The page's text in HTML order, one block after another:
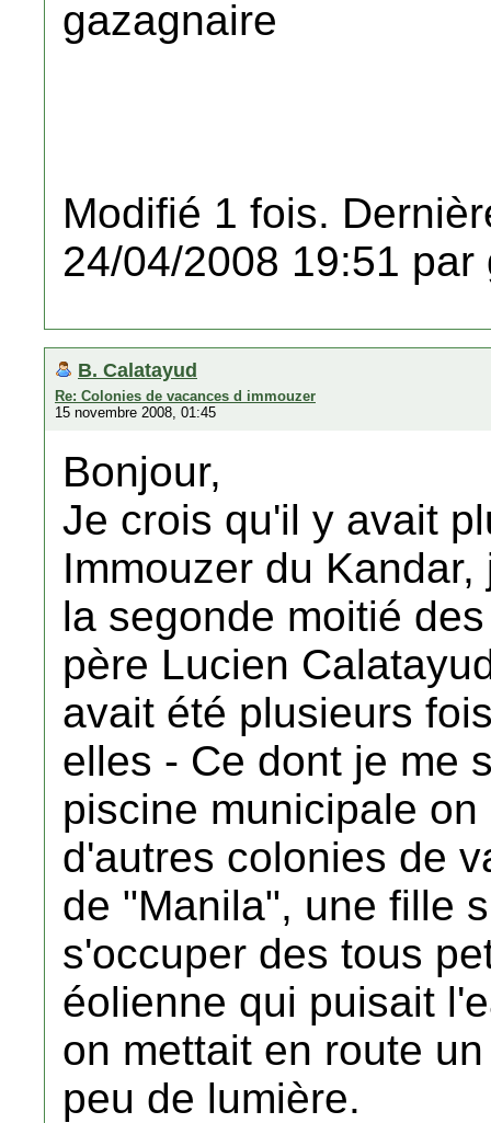
gazagnaire
Modifié 1 fois.
24/04/2008 19:51 par
B. Calatayud
Re: Colonies de vacances d immouzer
15 novembre 2008, 01:45
Bonjour,
Je crois qu'il y avait
Immouzer du
la segonde moitié
père Lucien
avait été plusieurs
elles - Ce dont je me
piscine municipale
d'autres colonies de
de "Manila", une fille
s'occuper des tous
éolienne qui puisait
on mettait en route
peu de lumière.